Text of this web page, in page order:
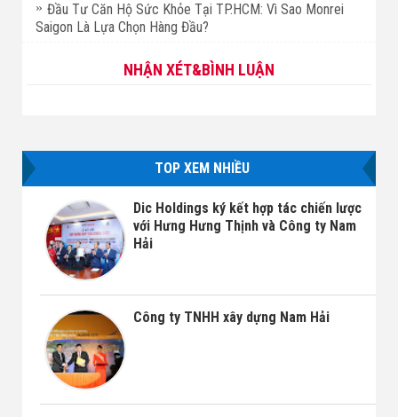
Đầu Tư Căn Hộ Sức Khỏe Tại TP.HCM: Vì Sao Monrei
Saigon Là Lựa Chọn Hàng Đầu?
NHẬN XÉT&BÌNH LUẬN
TOP XEM NHIỀU
Dic Holdings ký kết hợp tác chiến lược
với Hưng Hưng Thịnh và Công ty Nam
Hải
Công ty TNHH xây dựng Nam Hải